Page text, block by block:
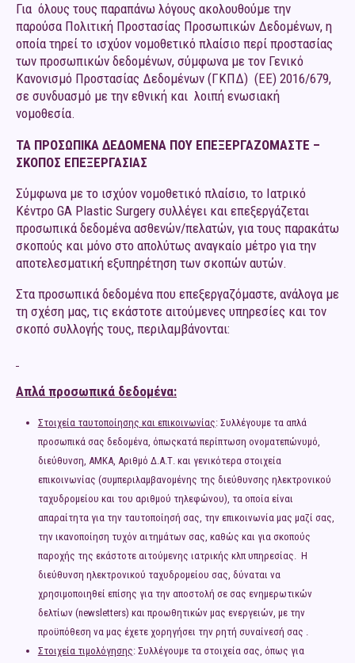
Για όλους τους παραπάνω λόγους ακολουθούμε την
παρούσα Πολιτική Προστασίας Προσωπικών Δεδομένων, η
οποία τηρεί το ισχύον νομοθετικό πλαίσιο περί προστασίας
των προσωπικών δεδομένων, σύμφωνα με τον Γενικό
Κανονισμό Προστασίας Δεδομένων (ΓΚΠΔ) (ΕΕ) 2016/679,
σε συνδυασμό με την εθνική και λοιπή ενωσιακή
νομοθεσία.
ΤΑ ΠΡΟΣΩΠΙΚΑ ΔΕΔΟΜΕΝΑ ΠΟΥ ΕΠΕΞΕΡΓΑΖΟΜΑΣΤΕ –
ΣΚΟΠΟΣ ΕΠΕΞΕΡΓΑΣΙΑΣ
Σύμφωνα με το ισχύον νομοθετικό πλαίσιο, το Ιατρικό
Κέντρο GA Plastic Surgery συλλέγει και επεξεργάζεται
προσωπικά δεδομένα ασθενών/πελατών, για τους παρακάτω
σκοπούς και μόνο στο απολύτως αναγκαίο μέτρο για την
αποτελεσματική εξυπηρέτηση των σκοπών αυτών.
Στα προσωπικά δεδομένα που επεξεργαζόμαστε, ανάλογα με
τη σχέση μας, τις εκάστοτε αιτούμενες υπηρεσίες και τον
σκοπό συλλογής τους, περιλαμβάνονται:
Απλά προσωπικά δεδομένα:
Στοιχεία ταυτοποίησης και επικοινωνίας: Συλλέγουμε τα απλά
προσωπικά σας δεδομένα, όπωςκατά περίπτωση ονοματεπώνυμό,
διεύθυνση, ΑΜΚΑ, Αριθμό Δ.Α.Τ. και γενικότερα στοιχεία
επικοινωνίας (συμπεριλαμβανομένης της διεύθυνσης ηλεκτρονικού
ταχυδρομείου και του αριθμού τηλεφώνου), τα οποία είναι
απαραίτητα για την ταυτοποίησή σας, την επικοινωνία μας μαζί σας,
την ικανοποίηση τυχόν αιτημάτων σας, καθώς και για σκοπούς
παροχής της εκάστοτε αιτούμενης ιατρικής κλπ υπηρεσίας. Η
διεύθυνση ηλεκτρονικού ταχυδρομείου σας, δύναται να
χρησιμοποιηθεί επίσης για την αποστολή σε σας ενημερωτικών
δελτίων (newsletters) και προωθητικών μας ενεργειών, με την
προϋπόθεση να μας έχετε χορηγήσει την ρητή συναίνεσή σας .
Στοιχεία τιμολόγησης: Συλλέγουμε τα στοιχεία σας, όπως για